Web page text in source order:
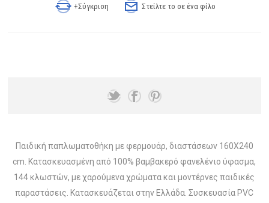
+Σύγκριση Στείλτε το σε ένα φίλο
Παιδική παπλωματοθήκη με φερμουάρ, διαστάσεων 160Χ240
cm. Κατασκευασμένη από 100% βαμβακερό φανελένιο ύφασμα,
144 κλωστών, με χαρούμενα χρώματα και μοντέρνες παιδικές
παραστάσεις. Κατασκευάζεται στην Ελλάδα. Συσκευασία PVC